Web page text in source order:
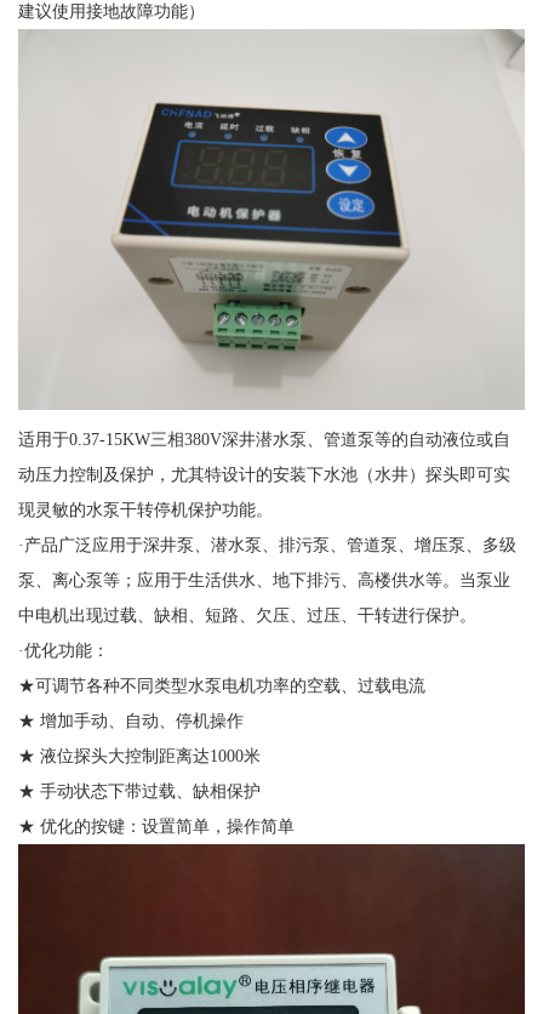
建议使用接地故障功能）
适用于0.37-15KW三相380V深井潜水泵、管道泵等的自动液位或自
动压力控制及保护，尤其特设计的安装下水池（水井）探头即可实
现灵敏的水泵干转停机保护功能。
·产品广泛应用于深井泵、潜水泵、排污泵、管道泵、增压泵、多级
泵、离心泵等；应用于生活供水、地下排污、高楼供水等。当泵业
中电机出现过载、缺相、短路、欠压、过压、干转进行保护。
·优化功能：
★可调节各种不同类型水泵电机功率的空载、过载电流
★ 增加手动、自动、停机操作
★ 液位探头大控制距离达1000米
★ 手动状态下带过载、缺相保护
★ 优化的按键：设置简单，操作简单